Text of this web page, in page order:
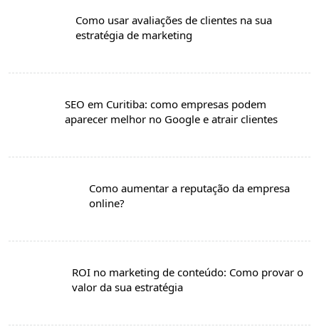
Como usar avaliações de clientes na sua
estratégia de marketing
SEO em Curitiba: como empresas podem
aparecer melhor no Google e atrair clientes
Como aumentar a reputação da empresa
online?
ROI no marketing de conteúdo: Como provar o
valor da sua estratégia